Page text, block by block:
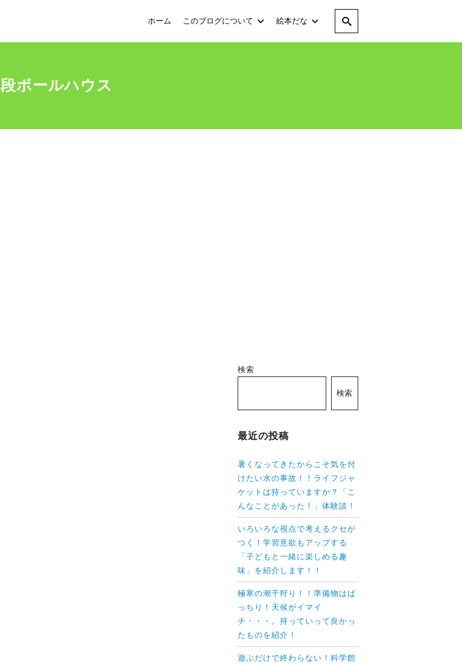
ホーム このブログについて 絵本だな
段ボールハウス
検索
検索
最近の投稿
暑くなってきたからこそ気を付
けたい水の事故！！ライフジャ
ケットは持っていますか？「こ
んなことがあった！」体験談！
いろいろな視点で考えるクセが
つく！学習意欲もアップする
「子どもと一緒に楽しめる趣
味」を紹介します！！
極寒の潮干狩り！！準備物はば
っちり！天候がイマイ
チ・・・。持っていって良かっ
たものを紹介！
遊ぶだけで終わらない！科学館